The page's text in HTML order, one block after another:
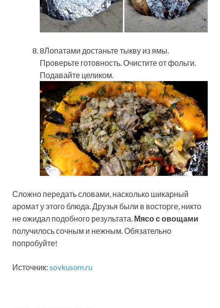
8Лопатами достаньте тыкву из ямы.
Проверьте готовность. Очистите от фольги.
Подавайте целиком.
Сложно передать словами, насколько шикарный
аромат у этого блюда. Друзья были в восторге, никто
не ожидал подобного результата. Мясо с овощами
получилось сочным и нежным. Обязательно
попробуйте!
Источник: sovkusom.ru